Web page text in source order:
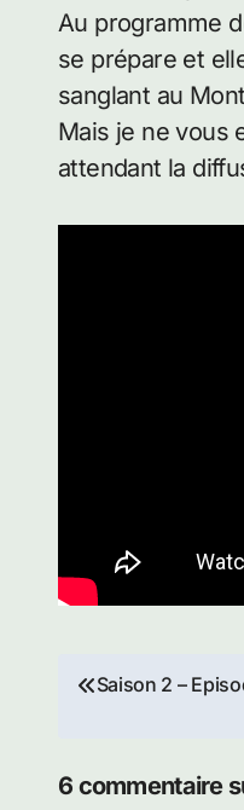
Au programme
se prépare et
sanglant au
Mais je ne vous
attendant la
l’article
Saison 2 –
6 commentaire